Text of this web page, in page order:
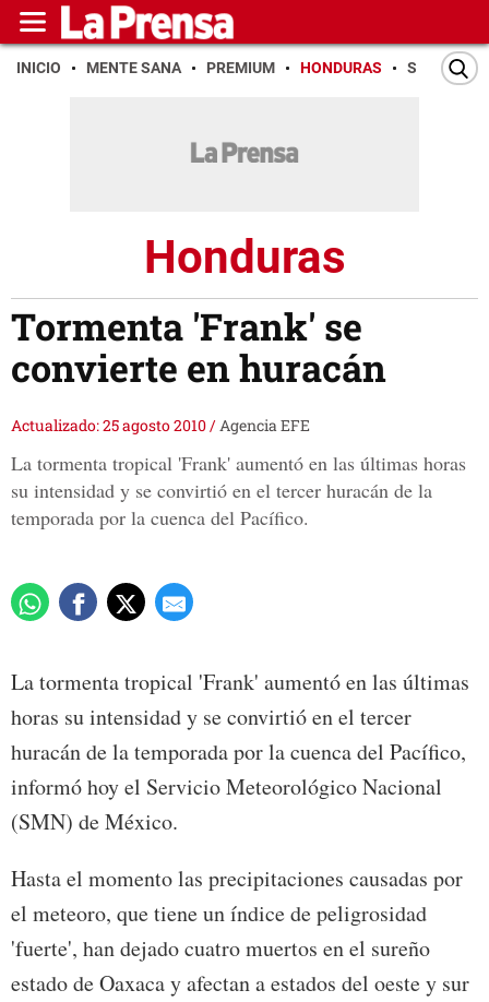
INICIO MENTE SANA PREMIUM HONDURAS SAN PEDRO
Honduras
Tormenta 'Frank' se
convierte en huracán
Actualizado: 25 agosto 2010/Agencia EFE
La tormenta tropical 'Frank' aumentó en las últimas horas
su intensidad y se convirtió en el tercer huracán de la
temporada por la cuenca del Pacífico.
La tormenta tropical 'Frank' aumentó en las últimas
horas su intensidad y se convirtió en el tercer
huracán de la temporada por la cuenca del Pacífico,
informó hoy el Servicio Meteorológico Nacional
(SMN) de México.
Hasta el momento las precipitaciones causadas por
el meteoro, que tiene un índice de peligrosidad
'fuerte', han dejado cuatro muertos en el sureño
estado de Oaxaca y afectan a estados del oeste y sur